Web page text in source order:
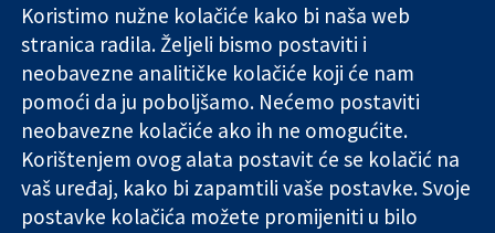
Pouzdani dokazi.
Utemeljeni
dokazi.
Bolje zdravlje.
London
W1G 0AN
Ujedinjeno
Kraljevstvo
Novosti
medije
O nama
Poslovi
Cochrane
Library
Koristimo nužne kolačiće kako bi naša web
stranica radila. Željeli bismo postaviti i
neobavezne analitičke kolačiće koji će nam
pomoći da ju poboljšamo. Nećemo postaviti
neobavezne kolačiće ako ih ne omogućite.
Korištenjem ovog alata postavit će se kolačić na
vaš uređaj, kako bi zapamtili vaše postavke. Svoje
postavke kolačića možete promijeniti u bilo